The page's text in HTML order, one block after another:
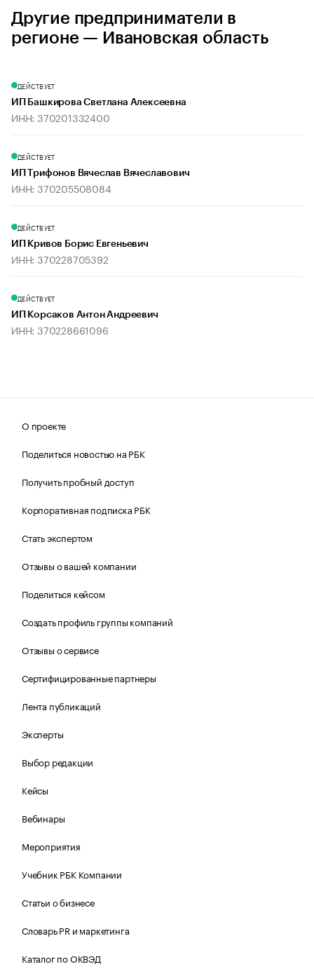
Другие предприниматели в
регионе — Ивановская область
ДЕЙСТВУЕТ
ИП Башкирова Светлана Алексеевна
ИНН: 370201332400
ДЕЙСТВУЕТ
ИП Трифонов Вячеслав Вячеславович
ИНН: 370205508084
ДЕЙСТВУЕТ
ИП Кривов Борис Евгеньевич
ИНН: 370228705392
ДЕЙСТВУЕТ
ИП Корсаков Антон Андреевич
ИНН: 370228661096
О проекте
Поделиться новостью на РБК
Получить пробный доступ
Корпоративная подписка РБК
Стать экспертом
Отзывы о вашей компании
Поделиться кейсом
Создать профиль группы компаний
Отзывы о сервисе
Сертифицированные партнеры
Лента публикаций
Эксперты
Выбор редакции
Кейсы
Вебинары
Мероприятия
Учебник РБК Компании
Статьи о бизнесе
Словарь PR и маркетинга
Каталог по ОКВЭД